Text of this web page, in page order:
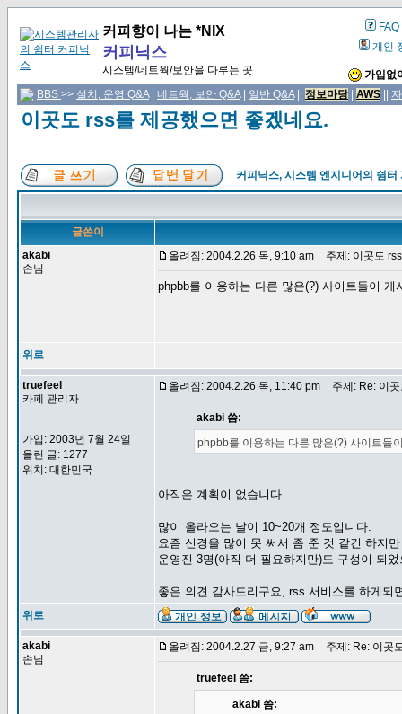
커피향이 나는 *NIX
커피닉스
시스템/네트웍/보안을 다루는 곳
FAQ
개인
가입없
BBS >> 설치, 운영 Q&A| 네트웍, 보안 Q&A| 일반 Q&A|| 정보마당| AWS
이곳도 rss를 제공했으면 좋겠네요.
커피닉스, 시스템 엔지니어의 쉼터
글쓴이
akabi
손님
올려짐: 2004.2.26 목, 9:10 am 주제: 이곳도
phpbb를 이용하는 다른 많은(?) 사이트들이
위로
truefeel
카페 관리자
가입: 2003년 7월 24일
올린 글: 1277
위치: 대한민국
올려짐: 2004.2.26 목, 11:40 pm 주제: Re: 이
akabi 씀:
phpbb를 이용하는 다른 많은(?) 사이트들
아직은 계획이 없습니다.
많이 올라오는 날이 10~20개 정도입니다.
요즘 신경을 많이 못 써서 좀 준 것 같긴 하지만
운영진 3명(아직 더 필요하지만)도 구성이 되
좋은 의견 감사드리구요, rss 서비스를 하게되
위로
akabi
손님
올려짐: 2004.2.27 금, 9:27 am 주제: Re: 이곳
truefeel 씀:
akabi 씀: